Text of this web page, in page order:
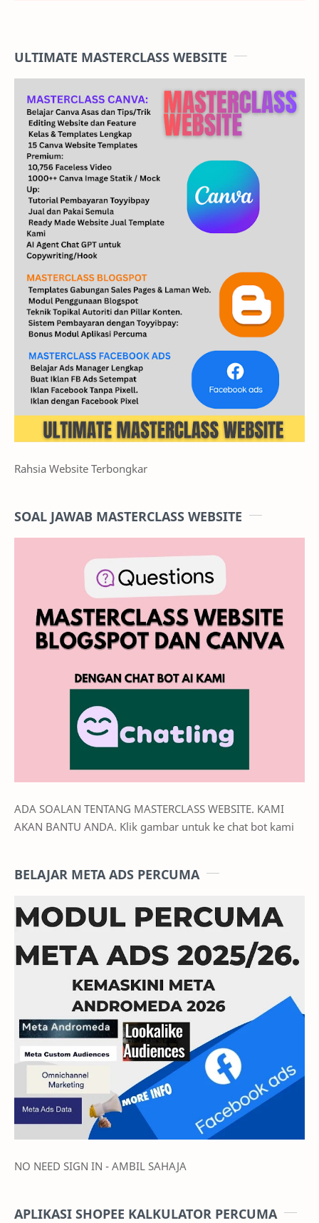
ULTIMATE MASTERCLASS WEBSITE
Rahsia Website Terbongkar
SOAL JAWAB MASTERCLASS WEBSITE
ADA SOALAN TENTANG MASTERCLASS WEBSITE. KAMI
AKAN BANTU ANDA. Klik gambar untuk ke chat bot kami
BELAJAR META ADS PERCUMA
NO NEED SIGN IN - AMBIL SAHAJA
APLIKASI SHOPEE KALKULATOR PERCUMA